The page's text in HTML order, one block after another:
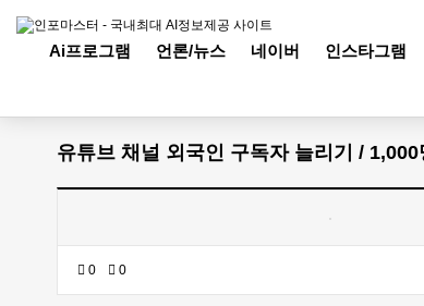
Ai프로그램 언론/뉴스 네이버 인스타그램
유튜브 채널 외국인 구독자 늘리기 /
0 0